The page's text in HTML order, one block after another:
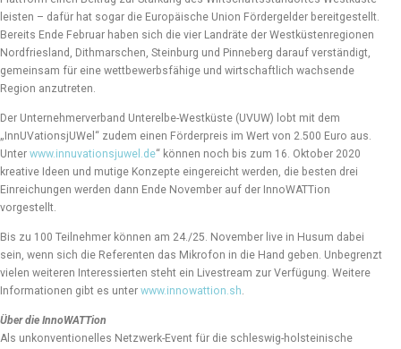
leisten – dafür hat sogar die Europäische Union Fördergelder bereitgestellt.
Bereits Ende Februar haben sich die vier Landräte der Westküstenregionen
Nordfriesland, Dithmarschen, Steinburg und Pinneberg darauf verständigt,
gemeinsam für eine wettbewerbsfähige und wirtschaftlich wachsende
Region anzutreten.
Der Unternehmerverband Unterelbe-Westküste (UVUW) lobt mit dem
„InnUVationsjUWel“ zudem einen Förderpreis im Wert von 2.500 Euro aus.
Unter www.innuvationsjuwel.de“ können noch bis zum 16. Oktober 2020
kreative Ideen und mutige Konzepte eingereicht werden, die besten drei
Einreichungen werden dann Ende November auf der InnoWATTion
vorgestellt.
Bis zu 100 Teilnehmer können am 24./25. November live in Husum dabei
sein, wenn sich die Referenten das Mikrofon in die Hand geben. Unbegrenzt
vielen weiteren Interessierten steht ein Livestream zur Verfügung. Weitere
Informationen gibt es unter www.innowattion.sh.
Über die InnoWATTion
Als unkonventionelles Netzwerk-Event für die schleswig-holsteinische